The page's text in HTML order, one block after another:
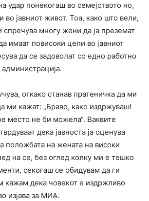
удар понекогаш во семејството но,
во јавниот живот. Тоа, како што вели,
спречува многу жени да ја преземат
имаат повисоки цели во јавниот
да се задоволат со едно работно
администрација.
откако станав пратеничка да ми
ми кажат: „Браво, како издржуваш!
место не би можела“. Ваквите
дека јавноста ја оценува
положбата на жената на високи
на се, без оглед колку ми е тешко
секогаш се обидувам да ги
кажам дека човекот е издржливо
изјава за МИА.